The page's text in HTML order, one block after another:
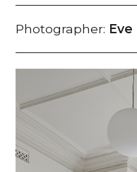
Photographer: Eve